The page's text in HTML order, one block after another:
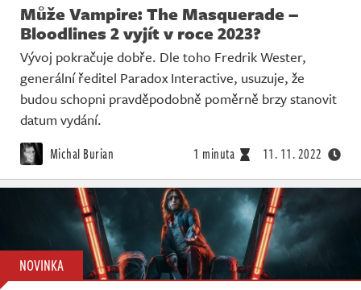
Může Vampire: The Masquerade –
Bloodlines 2 vyjít v roce 2023?
Vývoj pokračuje dobře. Dle toho Fredrik Wester,
generální ředitel Paradox Interactive, usuzuje, že
budou schopni pravděpodobně poměrně brzy stanovit
datum vydání.
Michal Burian 1 minuta 11. 11. 2022
NOVINKA